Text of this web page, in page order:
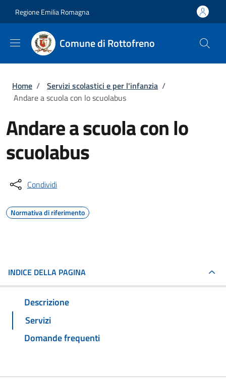
Regione Emilia Romagna
Comune di Rottofreno
Briciole di pane
Home / Servizi scolastici e per l'infanzia /
Andare a scuola con lo scuolabus
Andare a scuola con lo
scuolabus
Condividi
Normativa di riferimento
INDICE DELLA PAGINA
Descrizione
Servizi
Domande frequenti